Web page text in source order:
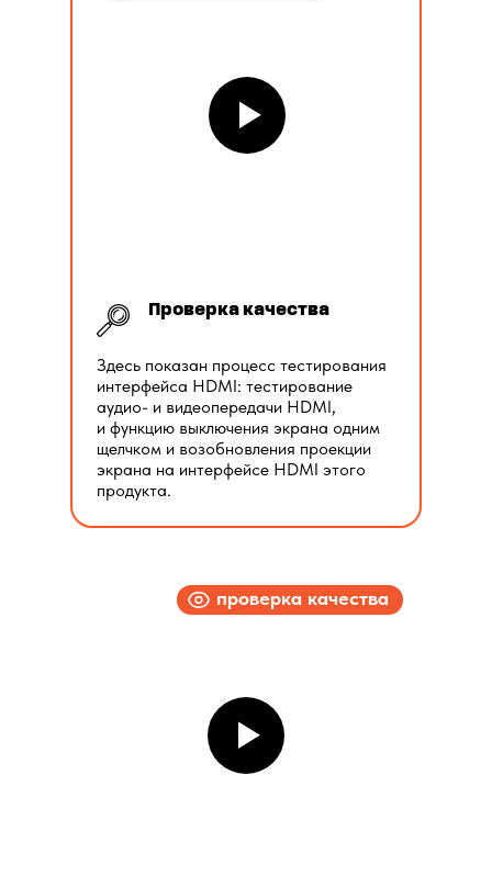
проверка качества
Проверка качества
Здесь показан процесс тестирования
интерфейса HDMI: тестирование
аудио- и видеопередачи HDMI,
и функцию выключения экрана одним
щелчком и возобновления проекции
экрана на интерфейсе HDMI этого
продукта.